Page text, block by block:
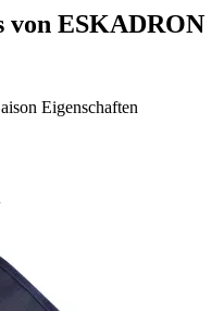
von ESKADRON
Eigenschaften